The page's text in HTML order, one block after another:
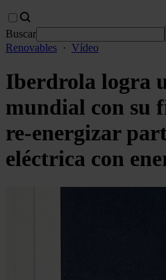
Buscar
Renovables · Vídeo
Iberdrola logra
mundial con su
re-energizar
eléctrica con